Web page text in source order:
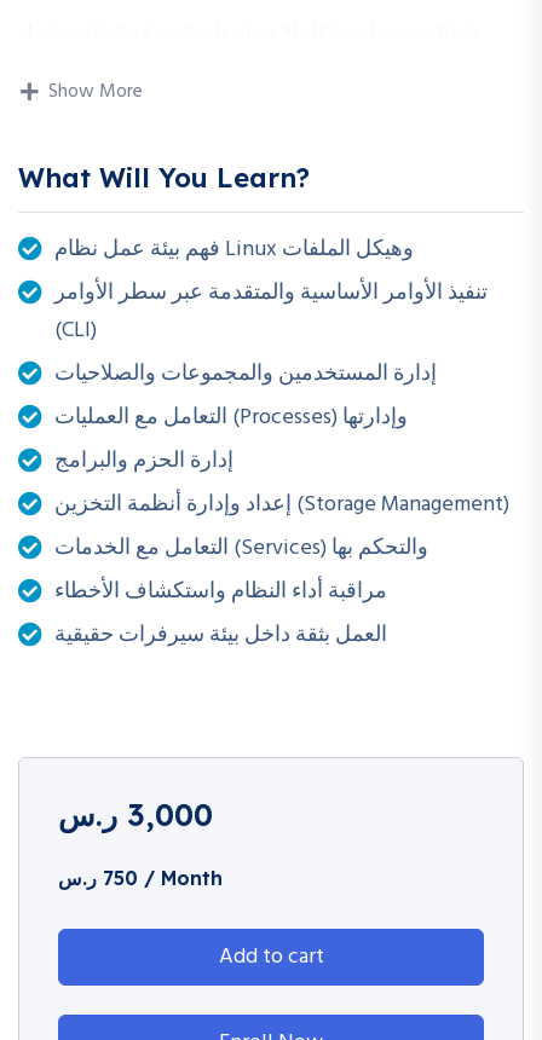
إدارة التخزين المتقدم باستخدام LVM
إنشاء وإدارة أنظمة الملفات
التحكم في خدمات النظام وإدارتها
أتمتة المهام باستخدام Shell Scripting
جدولة المهام باستخدام cron
إدارة العمليات ومراقبة أداء النظام
ضبط أمان النظام والصلاحيات المتقدمة
إعداد ومراقبة الشبكات على مستوى النظام
التعامل مع المشكلات الفعلية في بيئات الإنتاج
احجز مكانك الآن وابدأ مرحلة الاحتراف.
Show More
What Will You Learn?
فهم بيئة عمل نظام Linux وهيكل الملفات
تنفيذ الأوامر الأساسية والمتقدمة عبر سطر الأوامر
(CLI)
إدارة المستخدمين والمجموعات والصلاحيات
التعامل مع العمليات (Processes) وإدارتها
إدارة الحزم والبرامج
إعداد وإدارة أنظمة التخزين (Storage Management)
التعامل مع الخدمات (Services) والتحكم بها
مراقبة أداء النظام واستكشاف الأخطاء
العمل بثقة داخل بيئة سيرفرات حقيقية
3,000 ر.س
750 ر.س / Month
Add to cart